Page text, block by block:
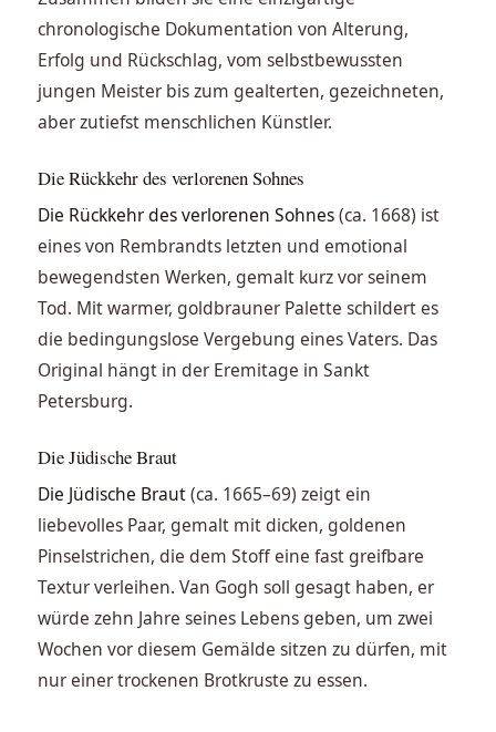
chronologische Dokumentation von Alterung,
Erfolg und Rückschlag, vom selbstbewussten
jungen Meister bis zum gealterten, gezeichneten,
aber zutiefst menschlichen Künstler.
Die Rückkehr des verlorenen Sohnes
Die Rückkehr des verlorenen Sohnes(ca. 1668) ist
eines von Rembrandts letzten und emotional
bewegendsten Werken, gemalt kurz vor seinem
Tod. Mit warmer, goldbrauner Palette schildert es
die bedingungslose Vergebung eines Vaters. Das
Original hängt in der Eremitage in Sankt
Petersburg.
Die Jüdische Braut
Die Jüdische Braut(ca. 1665–69) zeigt ein
liebevolles Paar, gemalt mit dicken, goldenen
Pinselstrichen, die dem Stoff eine fast greifbare
Textur verleihen. Van Gogh soll gesagt haben, er
würde zehn Jahre seines Lebens geben, um zwei
Wochen vor diesem Gemälde sitzen zu dürfen, mit
nur einer trockenen Brotkruste zu essen.